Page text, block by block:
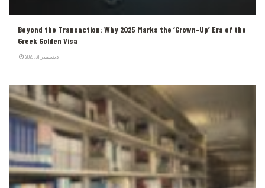
Beyond the Transaction: Why 2025 Marks the ‘Grown-Up’ Era of the
Greek Golden Visa
ديسمبر 31, 2025